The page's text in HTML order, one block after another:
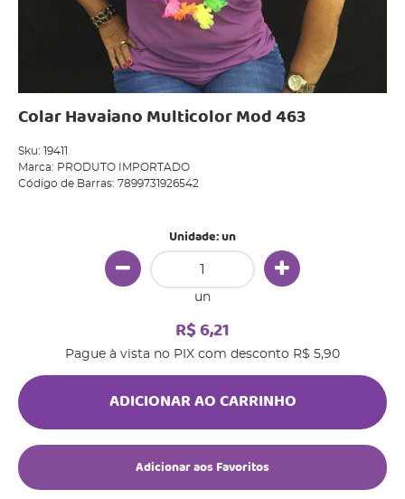
Colar Havaiano Multicolor Mod 463
Sku:
19411
Marca: PRODUTO IMPORTADO
Código de Barras: 7899731926542
Unidade: un
un
R$ 6,21
Pague à vista no PIX com desconto R$ 5,90
ADICIONAR AO CARRINHO
Adicionar aos Favoritos